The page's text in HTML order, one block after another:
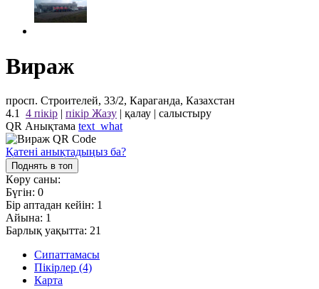
Вираж
просп. Строителей, 33/2, Караганда, Казахстан
4.1
4 пікір | пікір Жазу | қалау | салыстыру
QR Анықтама text_what
Қатені анықтадыңыз ба?
Поднять в топ
Көру саны:
Бүгін: 0
Бір аптадан кейін: 1
Айына: 1
Барлық уақытта: 21
Сипаттамасы
Пікірлер (4)
Карта